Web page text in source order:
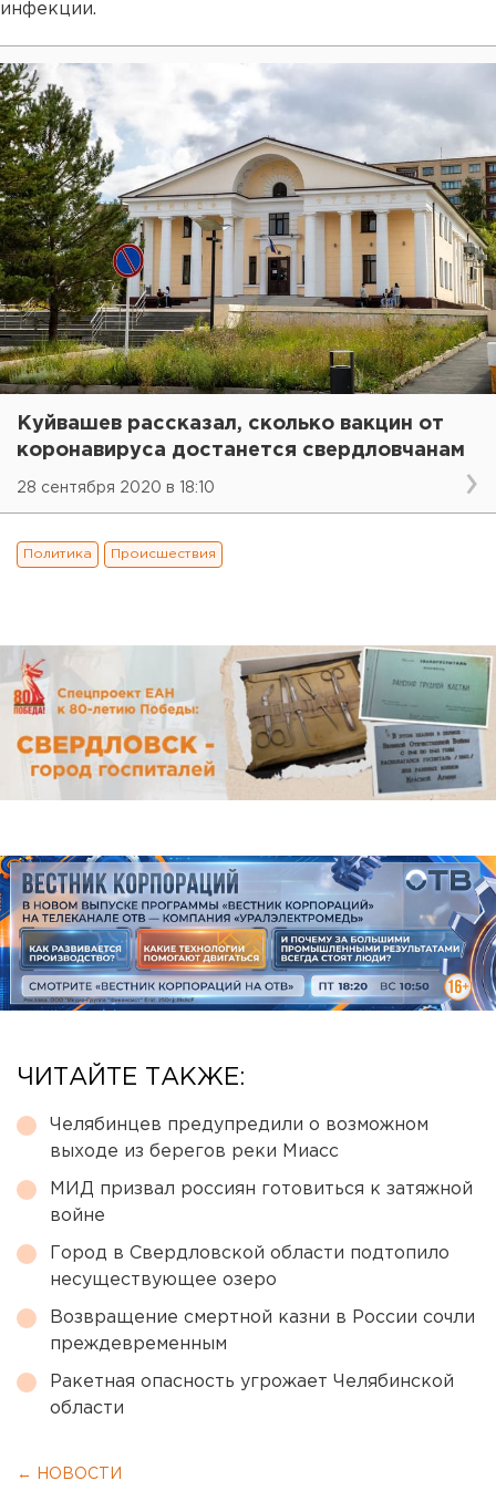
инфекции.
Куйвашев рассказал, сколько вакцин от
коронавируса достанется свердловчанам
28 сентября 2020 в 18:10
Политика Происшествия
ЧИТАЙТЕ ТАКЖЕ:
Челябинцев предупредили о возможном
выходе из берегов реки Миасс
МИД призвал россиян готовиться к затяжной
войне
Город в Свердловской области подтопило
несуществующее озеро
Возвращение смертной казни в России сочли
преждевременным
Ракетная опасность угрожает Челябинской
области
← НОВОСТИ